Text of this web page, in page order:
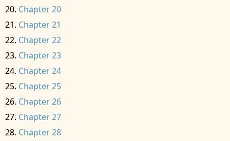
Chapter 20
Chapter 21
Chapter 22
Chapter 23
Chapter 24
Chapter 25
Chapter 26
Chapter 27
Chapter 28